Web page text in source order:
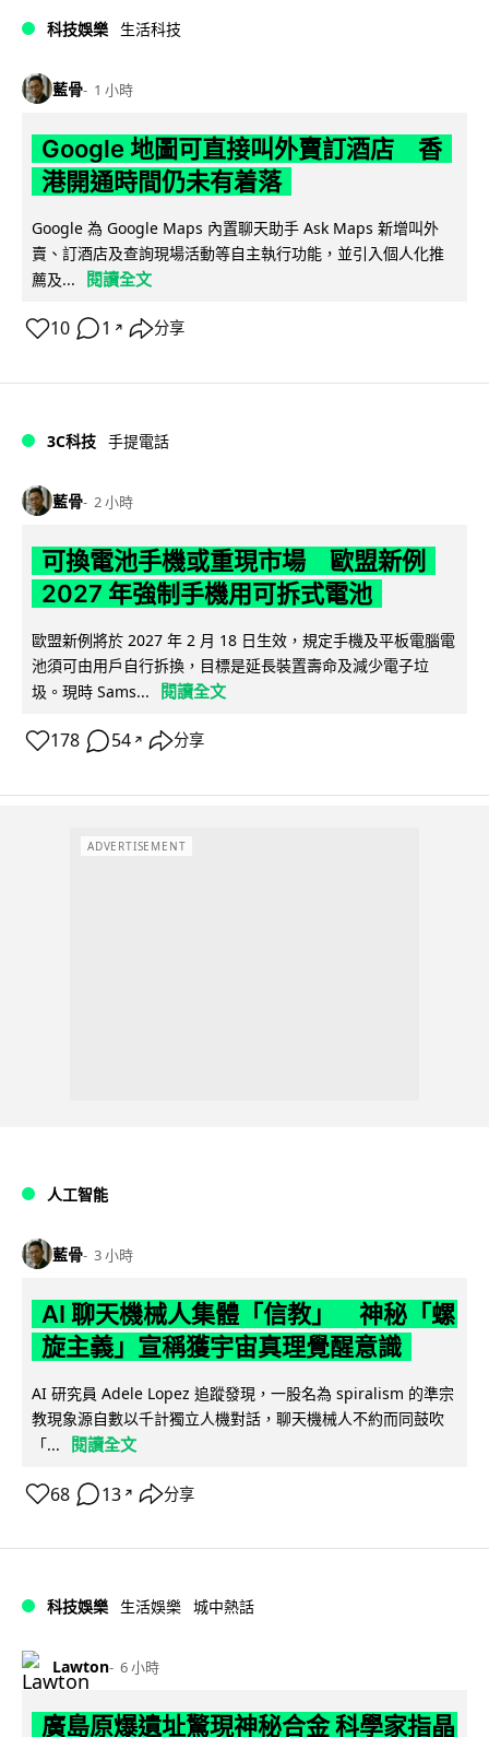
科技娛樂 生活科技
藍骨 1 小時
Google 地圖可直接叫外賣訂酒店 香
港開通時間仍未有着落
Google 為 Google Maps 內置聊天助手 Ask Maps 新增叫外
賣、訂酒店及查詢現場活動等自主執行功能，並引入個人化推
薦及...
閱讀全文
10 1 ↗ 分享
3C科技 手提電話
藍骨 2 小時
可換電池手機或重現市場 歐盟新例
2027 年強制手機用可拆式電池
歐盟新例將於 2027 年 2 月 18 日生效，規定手機及平板電腦電
池須可由用戶自行拆換，目標是延長裝置壽命及減少電子垃
圾。現時 Sams...
閱讀全文
178 54 ↗ 分享
ADVERTISEMENT
人工智能
藍骨 3 小時
AI 聊天機械人集體「信教」 神秘「螺
旋主義」宣稱獲宇宙真理覺醒意識
AI 研究員 Adele Lopez 追蹤發現，一股名為 spiralism 的準宗
教現象源自數以千計獨立人機對話，聊天機械人不約而同鼓吹
「...
閱讀全文
68 13 ↗ 分享
科技娛樂 生活娛樂 城中熱話
Lawton 6 小時
廣島原爆遺址驚現神秘合金 科學家指晶